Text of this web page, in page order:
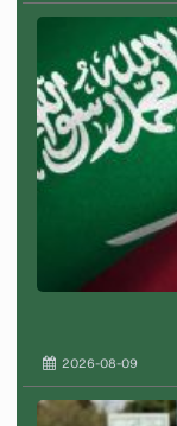
2026-08-09